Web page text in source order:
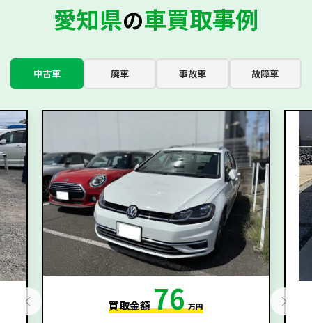
愛知県の車買取事例
中古車 廃車 事故車 故障車
買取金額76 万円